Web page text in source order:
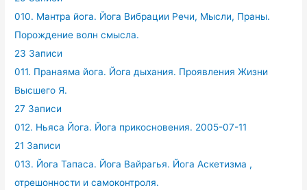
010. Мантра йога. Йога Вибрации Речи, Мысли, Праны.
Порождение волн смысла.
23 Записи
011. Пранаяма йога. Йога дыхания. Проявления Жизни
Высшего Я.
27 Записи
012. Ньяса Йога. Йога прикосновения. 2005-07-11
21 Записи
013. Йога Тапаса. Йога Вайрагья. Йога Аскетизма ,
отрешонности и самоконтроля.